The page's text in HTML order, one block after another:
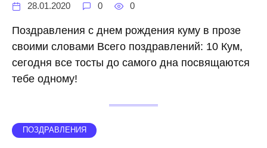
28.01.2020 0 0
Поздравления с днем рождения куму в прозе
своими словами Всего поздравлений: 10 Кум,
сегодня все тосты до самого дна посвящаются
тебе одному!
ПОЗДРАВЛЕНИЯ